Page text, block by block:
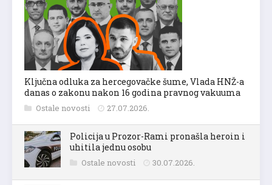
Ključna odluka za hercegovačke šume, Vlada HNŽ-a
danas o zakonu nakon 16 godina pravnog vakuuma
Ostale novosti 27.07.2026.
Policija u Prozor-Rami pronašla heroin i
uhitila jednu osobu
Ostale novosti 30.07.2026.